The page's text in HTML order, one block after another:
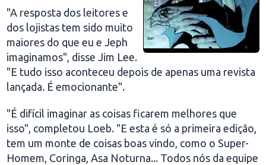
"A resposta dos leitores e
dos lojistas tem sido muito
maiores do que eu e Jeph
imaginamos", disse Jim Lee.
"E tudo isso aconteceu depois de apenas uma revista
lançada. É emocionante".
"É difícil imaginar as coisas ficarem melhores que
isso", completou Loeb. "E esta é só a primeira edição,
tem um monte de coisas boas vindo, como o Super-
Homem, Coringa, Asa Noturna... Todos nós da equipe